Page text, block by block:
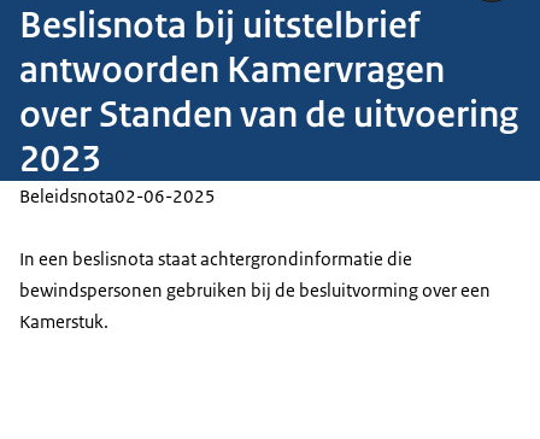
Beslisnota bij uitstelbrief
antwoorden Kamervragen
over Standen van de uitvoering
2023
Beleidsnota02-06-2025
In een beslisnota staat achtergrondinformatie die
bewindspersonen gebruiken bij de besluitvorming over een
Kamerstuk.